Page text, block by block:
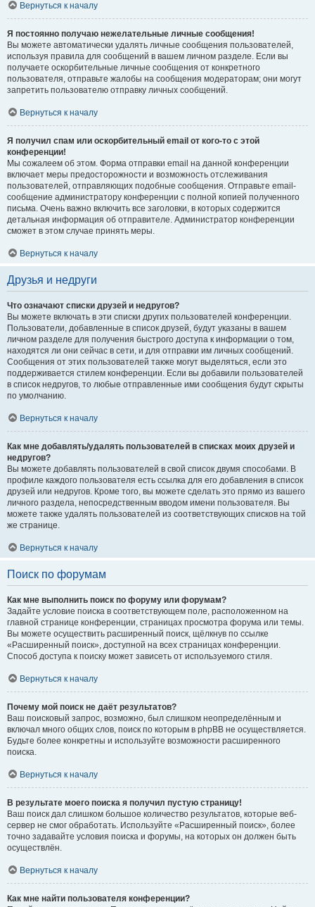
Вернуться к началу
Я постоянно получаю нежелательные личные сообщения!
Вы можете автоматически удалять личные сообщения пользователей,
используя правила для сообщений в вашем личном разделе. Если вы
получаете оскорбительные личные сообщения от конкретного
пользователя, отправьте жалобы на сообщения модераторам; они могут
запретить пользователю отправку личных сообщений.
Вернуться к началу
Я получил спам или оскорбительный email от кого-то с этой
конференции!
Мы сожалеем об этом. Форма отправки email на данной конференции
включает меры предосторожности и возможность отслеживания
пользователей, отправляющих подобные сообщения. Отправьте email-
сообщение администратору конференции с полной копией полученного
письма. Очень важно включить все заголовки, в которых содержится
детальная информация об отправителе. Администратор конференции
сможет в этом случае принять меры.
Вернуться к началу
Друзья и недруги
Что означают списки друзей и недругов?
Вы можете включать в эти списки других пользователей конференции.
Пользователи, добавленные в список друзей, будут указаны в вашем
личном разделе для получения быстрого доступа к информации о том,
находятся ли они сейчас в сети, и для отправки им личных сообщений.
Сообщения от этих пользователей также могут выделяться, если это
поддерживается стилем конференции. Если вы добавили пользователей
в список недругов, то любые отправленные ими сообщения будут скрыты
по умолчанию.
Вернуться к началу
Как мне добавлять/удалять пользователей в списках моих друзей и
недругов?
Вы можете добавлять пользователей в свой список двумя способами. В
профиле каждого пользователя есть ссылка для его добавления в список
друзей или недругов. Кроме того, вы можете сделать это прямо из вашего
личного раздела, непосредственным вводом имени пользователя. Вы
можете также удалять пользователей из соответствующих списков на той
же странице.
Вернуться к началу
Поиск по форумам
Как мне выполнить поиск по форуму или форумам?
Задайте условие поиска в соответствующем поле, расположенном на
главной странице конференции, страницах просмотра форума или темы.
Вы можете осуществить расширенный поиск, щёлкнув по ссылке
«Расширенный поиск», доступной на всех страницах конференции.
Способ доступа к поиску может зависеть от используемого стиля.
Вернуться к началу
Почему мой поиск не даёт результатов?
Ваш поисковый запрос, возможно, был слишком неопределённым и
включал много общих слов, поиск по которым в phpBB не осуществляется.
Будьте более конкретны и используйте возможности расширенного
поиска.
Вернуться к началу
В результате моего поиска я получил пустую страницу!
Ваш поиск дал слишком большое количество результатов, которые веб-
сервер не смог обработать. Используйте «Расширенный поиск», более
точно задавайте условия поиска и форумы, на которых он должен быть
осуществлён.
Вернуться к началу
Как мне найти пользователя конференции?